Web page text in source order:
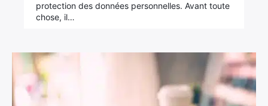
protection des données personnelles. Avant toute
chose, il…